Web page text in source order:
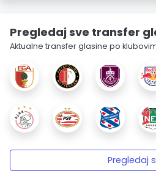
Pregledaj sve transfer
Aktualne transfer glasine po
Pregledaj